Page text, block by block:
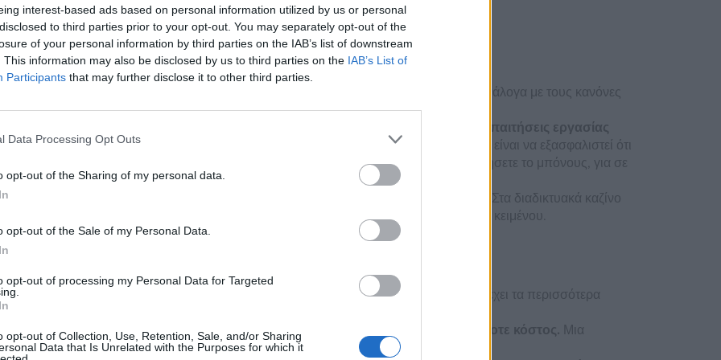
interest-based ads based on personal information utilized by us or personal
to third parties prior to your opt-out. You may separately opt-out of the
of your personal information by third parties on the IAB’s list of downstream
This information may also be disclosed by us to third parties on the IAB’s List of
Participants that may further disclose it to other third parties.
Data Processing Opt Outs
opt-out of the Sharing of my personal data.
opt-out of the Sale of my Personal Data.
opt-out of processing my Personal Data for Targeted
opt-out of Collection, Use, Retention, Sale, and/or Sharing
Data that Is Unrelated with the Purposes for which it
δυτικα
για χρήματα, θετική φήμη.
Τα καζίνο με τον υψηλό κυλίνδρο δίνουν μπόνους ανάλογα με τους κανόνες
την τύχη τους χωρίς να χρειάζεται να επενδύσουν χρήματα, βασικές απαιτήσεις εργασίας
Μπορείτε να αρχίσετε να γράφετε στις ομάδες υποστήριξης πελατών διαφόρων καζίνο, είναι να εξασφαλιστεί ότι
Σας συνιστούμε να διαβάσετε και να κατανοήσετε αυτούς τους όρους πριν διεκδικήσετε το μπόνους, για σε
παράνομα λειτουργούν κουλοχέρηδες.
το κατάλληλο site για να παίξετε, κανείς δεν έχει βρει ακόμη στοιχεία. Στα διαδικτυακά καζίνο
καζίνο, αλλά ακόμα καλύτερα από μια σειρά στατιστικών στοιχείων ή έναν τοίχο κειμένου.
Εγγραφης 2026
είναι μια ματιά στο υπόλοιπο της σειράς, αλλά η καλύτερη επιλογή είναι αυτή που έχει τα περισσότερα
από τα παιχνίδια καζίνο, η επιλογή μπορεί συχνά να αισθάνεται συντριπτική.
μετά από οποιαδήποτε μη κερδοφόρα περιστροφή, αλλά όχι με οποιοδήποτε κόστος. Μια